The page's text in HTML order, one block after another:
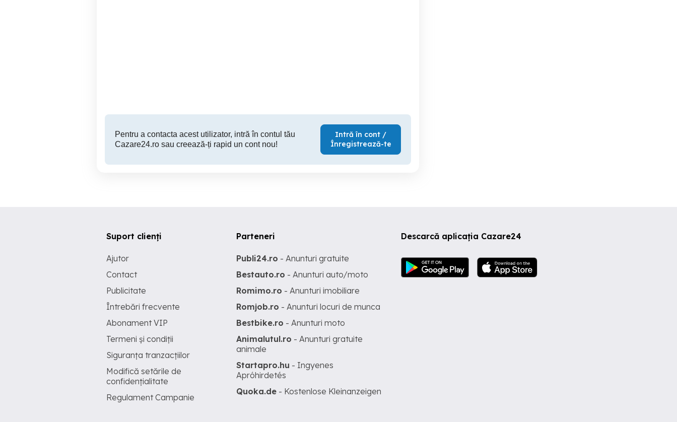
Pentru a contacta acest utilizator, intră în contul tău
Cazare24.ro sau creează-ți rapid un cont nou!
Intră în cont /
Înregistrează-te
Descarcă aplicația Cazare24
Suport clienți
Ajutor
Contact
Publicitate
Întrebări frecvente
Abonament VIP
Termeni și condiții
Siguranța tranzacțiilor
Modifică setările de
confidențialitate
Regulament Campanie
Parteneri
Publi24.ro - Anunturi gratuite
Bestauto.ro - Anunturi auto/moto
Romimo.ro - Anunturi imobiliare
Romjob.ro - Anunturi locuri de munca
Bestbike.ro - Anunturi moto
Animalutul.ro - Anunturi gratuite
animale
Startapro.hu - Ingyenes
Apróhirdetés
Quoka.de - Kostenlose Kleinanzeigen